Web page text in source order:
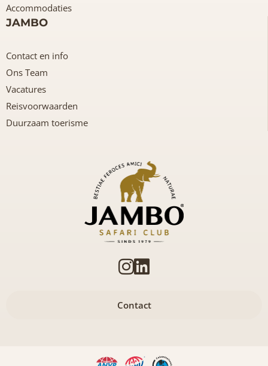
Accommodaties
JAMBO
Contact en info
Ons Team
Vacatures
Reisvoorwaarden
Duurzaam toerisme
Contact